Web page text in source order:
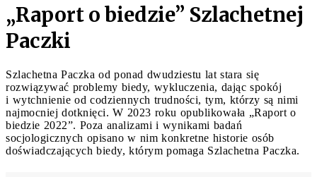
„Raport o biedzie” Szlachetnej
Paczki
Szlachetna Paczka od ponad dwudziestu lat stara się
rozwiązywać problemy biedy, wykluczenia, dając spokój
i wytchnienie od codziennych trudności, tym, którzy są nimi
najmocniej dotknięci. W 2023 roku opublikowała „Raport o
biedzie 2022”. Poza analizami i wynikami badań
socjologicznych opisano w nim konkretne historie osób
doświadczających biedy, którym pomaga Szlachetna Paczka.